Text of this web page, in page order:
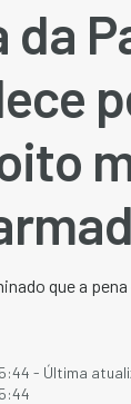
que a
- Última